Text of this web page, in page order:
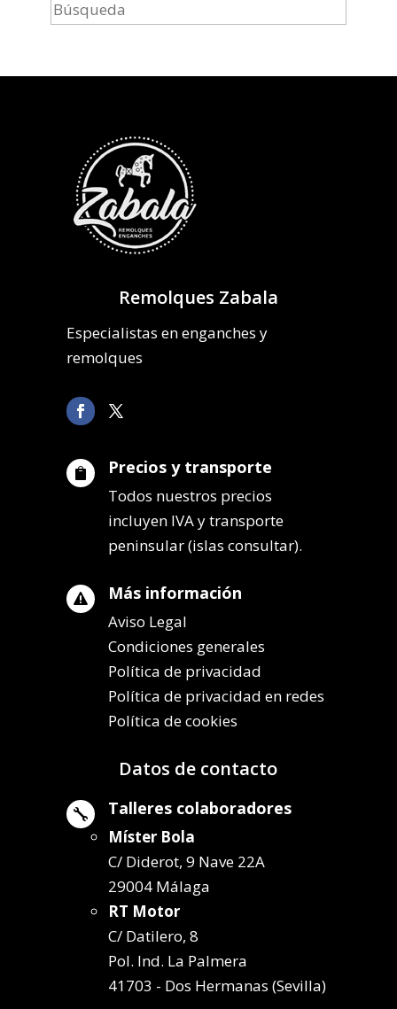
Remolques Zabala
Especialistas en enganches y
remolques
 Precios y transporte
Todos nuestros precios
incluyen IVA y transporte
peninsular (islas consultar).
 Más información
Aviso Legal
Condiciones generales
Política de privacidad
Política de privacidad en redes
Política de cookies
Datos de contacto
 Talleres colaboradores
Míster Bola
C/ Diderot, 9 Nave 22A
29004 Málaga
RT Motor
C/ Datilero, 8
Pol. Ind. La Palmera
41703 - Dos Hermanas (Sevilla)